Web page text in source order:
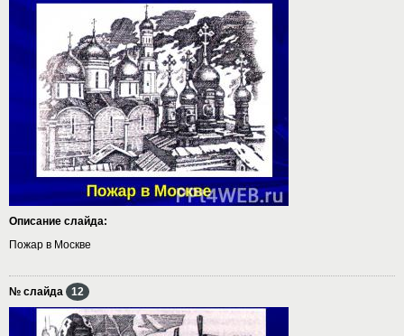
Описание слайда:
Пожар в Москве
№ слайда 12